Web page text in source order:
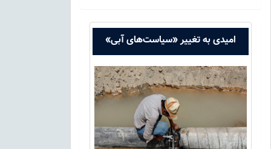
امیدی به تغییر «سیاست‌های آبی»
نیست